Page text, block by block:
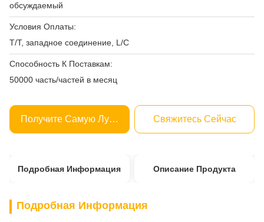
обсуждаемый
Условия Оплаты:
T/T, западное соединение, L/C
Способность К Поставкам:
50000 часть/частей в месяц
Получите Самую Лучшую ЦенуСвяжитесь Сейчас
Подробная Информация Описание Продукта
Подробная Информация